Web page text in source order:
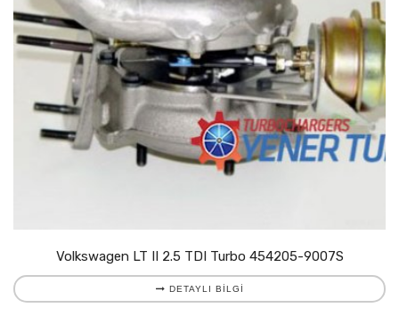
Volkswagen LT II 2.5 TDI Turbo 454205-9007S
DETAYLI BILGI